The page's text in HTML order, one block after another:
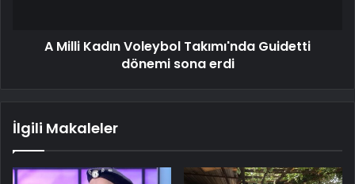
A Milli Kadın Voleybol Takımı'nda Guidetti
dönemi sona erdi
İlgili Makaleler